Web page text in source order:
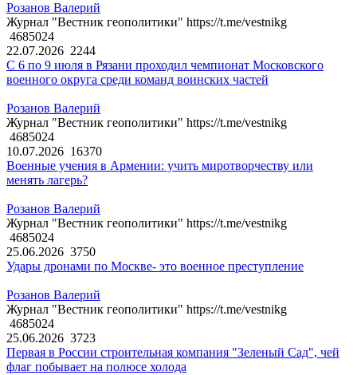
Розанов Валерий
Журнал "Вестник геополитики" https://t.me/vestnikg
4685024
22.07.2026 2244
С 6 по 9 июля в Рязани проходил чемпионат Московского
военного округа среди команд воинских частей
Розанов Валерий
Журнал "Вестник геополитики" https://t.me/vestnikg
4685024
10.07.2026 16370
Военные учения в Армении: учить миротворчеству или
менять лагерь?
Розанов Валерий
Журнал "Вестник геополитики" https://t.me/vestnikg
4685024
25.06.2026 3750
Удары дронами по Москве- это военное преступление
Розанов Валерий
Журнал "Вестник геополитики" https://t.me/vestnikg
4685024
25.06.2026 3723
Первая в России строительная компания "Зеленый Сад", чей
флаг побывает на полюсе холода